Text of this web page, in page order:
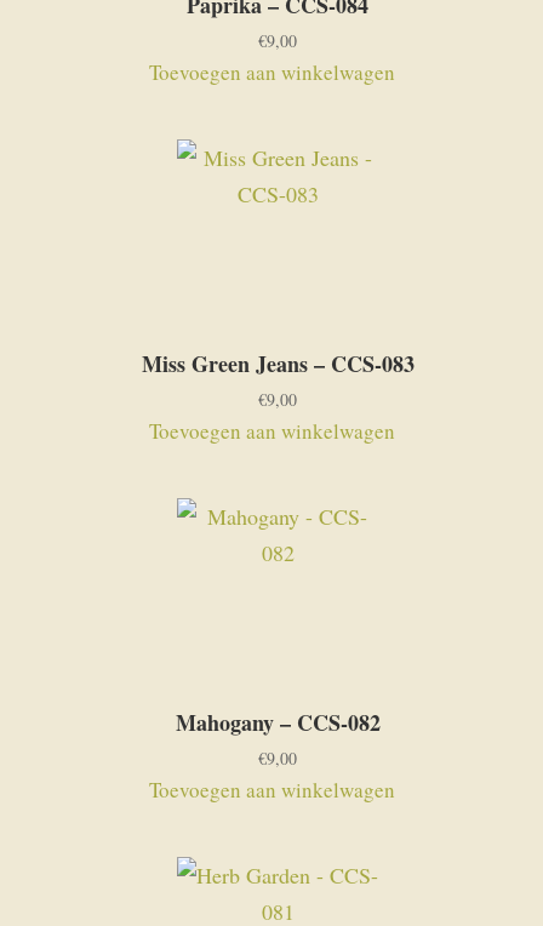
€9,00
Toevoegen aan winkelwagen
Miss Green Jeans – CCS-083
€9,00
Toevoegen aan winkelwagen
Mahogany – CCS-082
€9,00
Toevoegen aan winkelwagen